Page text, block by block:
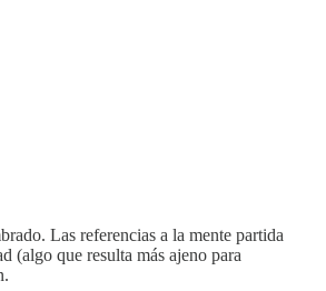
Las referencias a la mente partida
(algo que resulta más ajeno para